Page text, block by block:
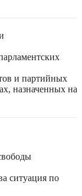
и партийных
назначенных на
ситуация по